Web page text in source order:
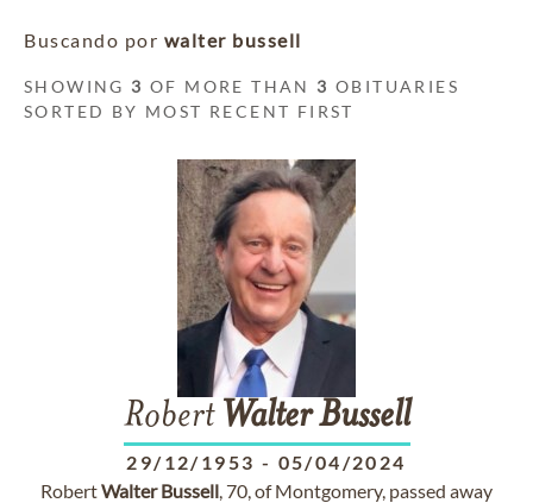
Buscando por walter bussell
SHOWING 3 OF MORE THAN 3 OBITUARIES
SORTED BY MOST RECENT FIRST
Robert Walter Bussell
29/12/1953 - 05/04/2024
RobertWalter Bussell, 70, of Montgomery, passed away